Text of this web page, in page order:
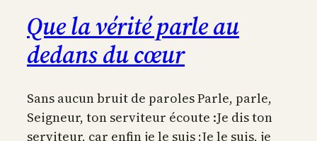
Que la vérité parle au
dedans du cœur
Sans aucun bruit de paroles Parle, parle,
Seigneur, ton serviteur écoute :Je dis ton
serviteur, car enfin je le suis ;Je le suis, je